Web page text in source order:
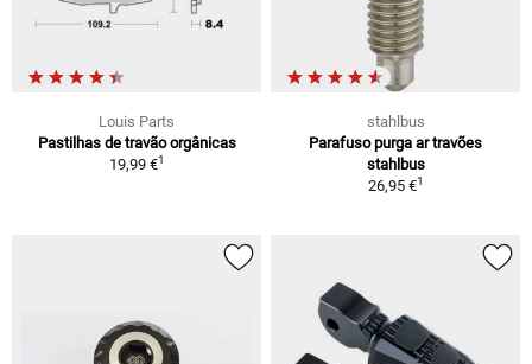
Louis Parts
Pastilhas de travão orgânicas
19,99 €1
stahlbus
Parafuso purga ar travões
stahlbus
26,95 €1